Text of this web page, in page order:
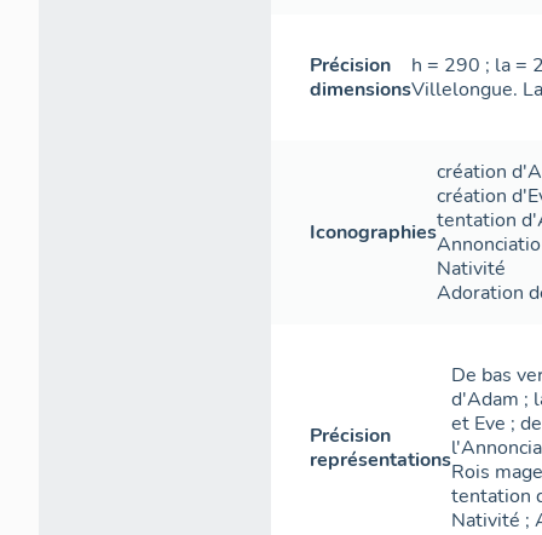
Précision
dimensions
h = 290 ; la =
Villelongue.
Iconographies
création
création
tentation
Nativité
Adoration
Précision
représentations
De bas
d'Adam ;
et Eve ;
Rois
tentation
Nativité ;